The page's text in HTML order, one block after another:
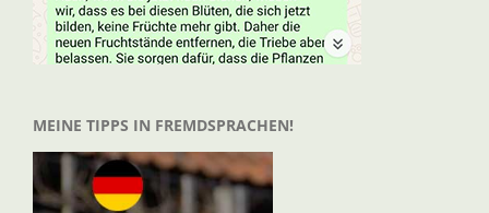
MEINE TIPPS IN FREMDSPRACHEN!